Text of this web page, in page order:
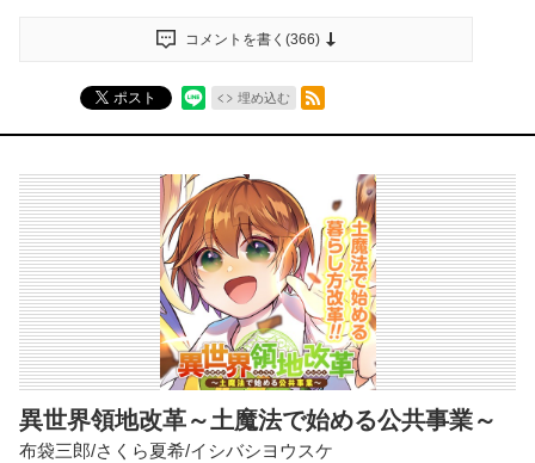
コメントを書く(366)
ポスト 埋め込む
RSSフィード
異世界領地改革～土魔法で始める公共事業～
布袋三郎/さくら夏希/イシバシヨウスケ